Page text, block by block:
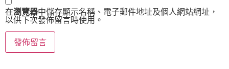
在瀏覽器中儲存顯示名稱、電子郵件地址及個人網站網址，
以供下次發佈留言時使用。